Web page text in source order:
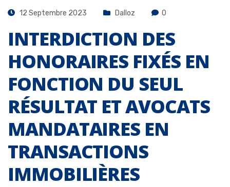
12 Septembre 2023 Dalloz 0
INTERDICTION DES
HONORAIRES FIXÉS EN
FONCTION DU SEUL
RÉSULTAT ET AVOCATS
MANDATAIRES EN
TRANSACTIONS
IMMOBILIÈRES